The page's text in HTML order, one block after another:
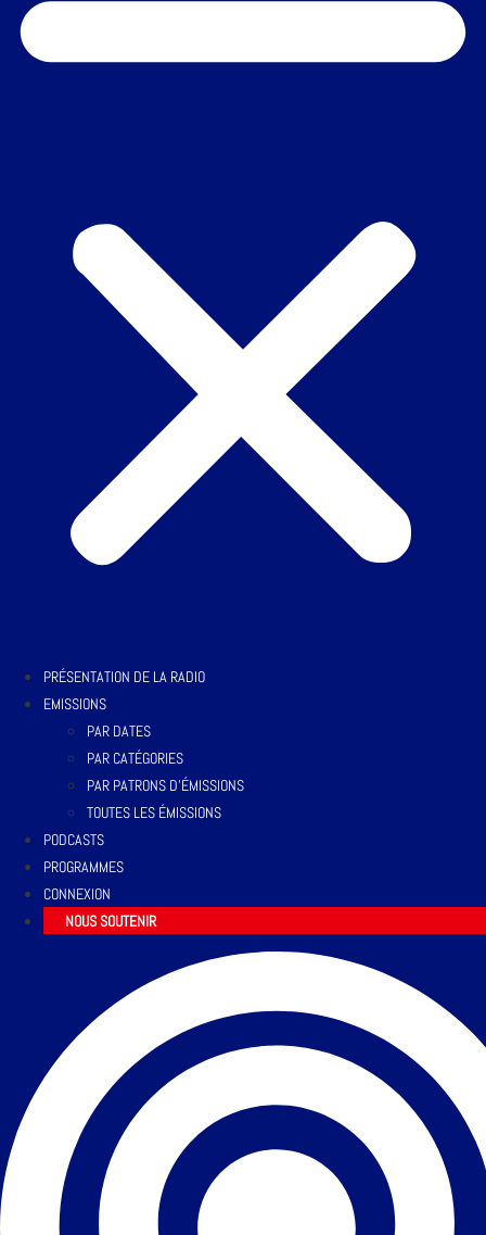
PRÉSENTATION DE LA RADIO
EMISSIONS
PAR DATES
PAR CATÉGORIES
PAR PATRONS D’ÉMISSIONS
TOUTES LES ÉMISSIONS
PODCASTS
PROGRAMMES
CONNEXION
NOUS SOUTENIR